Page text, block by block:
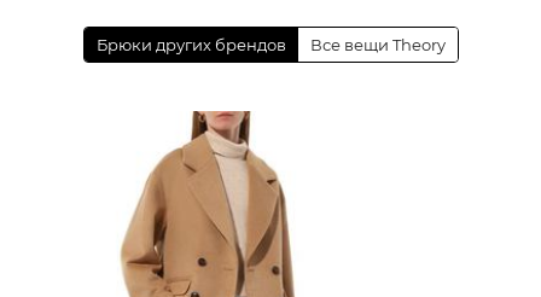
Брюки других брендов Все вещи Theory